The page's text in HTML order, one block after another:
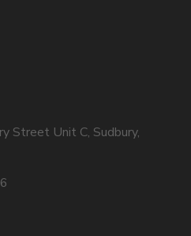
Street Unit C, Sudbury,